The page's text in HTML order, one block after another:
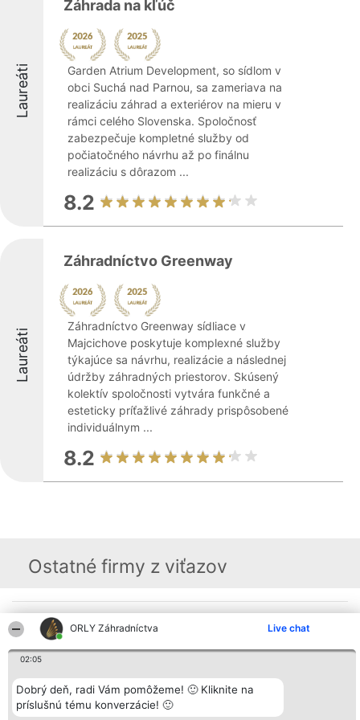
ORLY Záhradníctva Live chat
02:05
Dobrý deň, radi Vám pomôžeme! 🙂 Kliknite na
príslušnú tému konverzácie! 🙂
Laureáti
Záhrada na kľúč
Garden Atrium Development, so sídlom v
obci Suchá nad Parnou, sa zameriava na
realizáciu záhrad a exteriérov na mieru v
rámci celého Slovenska. Spoločnosť
zabezpečuje kompletné služby od
počiatočného návrhu až po finálnu
realizáciu s dôrazom ...
8.2
Laureáti
Záhradníctvo Greenway
Záhradníctvo Greenway sídliace v
Majcichove poskytuje komplexné služby
týkajúce sa návrhu, realizácie a následnej
údržby záhradných priestorov. Skúsený
kolektív spoločnosti vytvára funkčné a
esteticky príťažlivé záhrady prispôsobené
individuálnym ...
8.2
Ostatné firmy z viťazov
Organizátor hodnotenia
Bright Side Solutions sp. z o.
ul. Ruska 22
KRS 0000749100 | Regon
381313360 | NIP 8943132676
+48 508 492 400
Laureáti
wszystkich
Podmienky
Obchodné
podmienky
Zásady